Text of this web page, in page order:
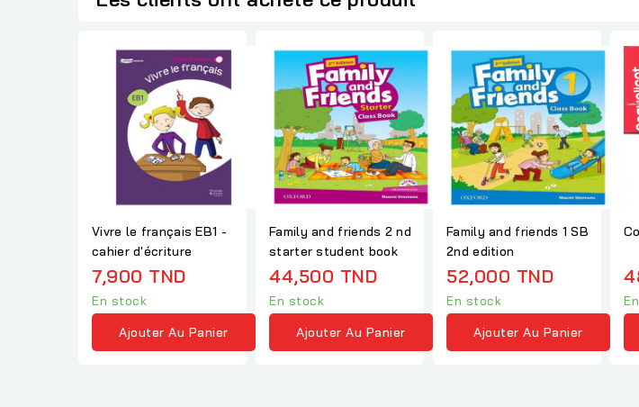
Vivre le français EB1 -
cahier d'écriture
7,900 TND
En stock
Ajouter Au Panier
Family and friends 2 nd
starter student book
44,500 TND
En stock
Ajouter Au Panier
Family and friends 1 SB
2nd edition
52,000 TND
En stock
Ajouter Au Panier